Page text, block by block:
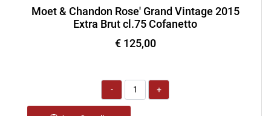
Moet & Chandon Rose' Grand Vintage 2015
Extra Brut cl.75 Cofanetto
€ 125,00
Quantità